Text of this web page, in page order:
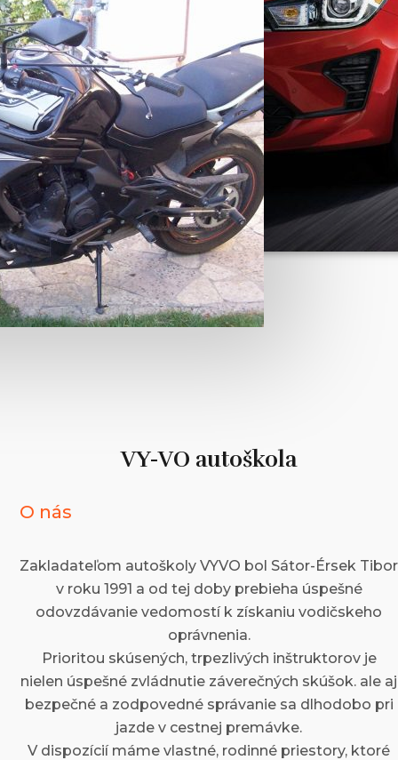
VY-VO autoškola
O nás
Zakladateľom autoškoly VYVO bol Sátor-Érsek Tibor
v roku 1991 a od tej doby prebieha úspešné
odovzdávanie vedomostí k získaniu vodičskeho
oprávnenia.
Prioritou skúsených, trpezlivých inštruktorov je
nielen úspešné zvládnutie záverečných skúšok. ale aj
bezpečné a zodpovedné správanie sa dlhodobo pri
jazde v cestnej premávke.
V dispozícií máme vlastné, rodinné priestory, ktoré